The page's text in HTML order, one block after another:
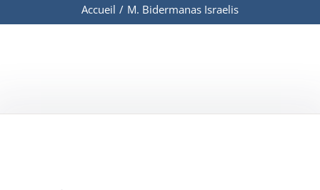
Accueil / M. Bidermanas Israelis